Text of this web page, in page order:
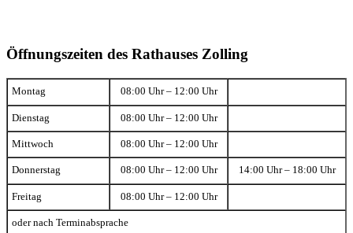
Öffnungszeiten des Rathauses Zolling
Montag 08:00 Uhr – 12:00 Uhr
Dienstag 08:00 Uhr – 12:00 Uhr
Mittwoch 08:00 Uhr – 12:00 Uhr
Donnerstag 08:00 Uhr – 12:00 Uhr 14:00 Uhr – 18:00 Uhr
Freitag 08:00 Uhr – 12:00 Uhr
oder nach Terminabsprache